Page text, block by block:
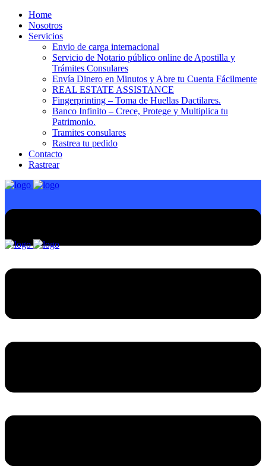
Home
Nosotros
Servicios
Envio de carga internacional
Servicio de Notario público online de Apostilla y
Trámites Consulares
Envía Dinero en Minutos y Abre tu Cuenta Fácilmente
REAL ESTATE ASSISTANCE
Fingerprinting – Toma de Huellas Dactilares.
Banco Infinito – Crece, Protege y Multiplica tu
Patrimonio.
Tramites consulares
Rastrea tu pedido
Contacto
Rastrear